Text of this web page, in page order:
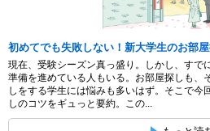
初めてでも失敗しない！新大学生のお部
現在、受験シーズン真っ盛り。しかし、すで
準備を進めている人もいる。お部屋探しも、
しをする学生には悩みも多いはず。そこで今
しのコツをギュっと要約。この...